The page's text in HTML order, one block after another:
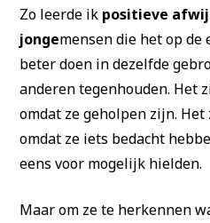
Zo leerde ik positieve
jongemensen die het op
beter doen in dezelfde
anderen tegenhouden. Het
omdat ze geholpen zijn.
omdat ze iets bedacht
eens voor mogelijk hielden.
Maar om ze te herkennen